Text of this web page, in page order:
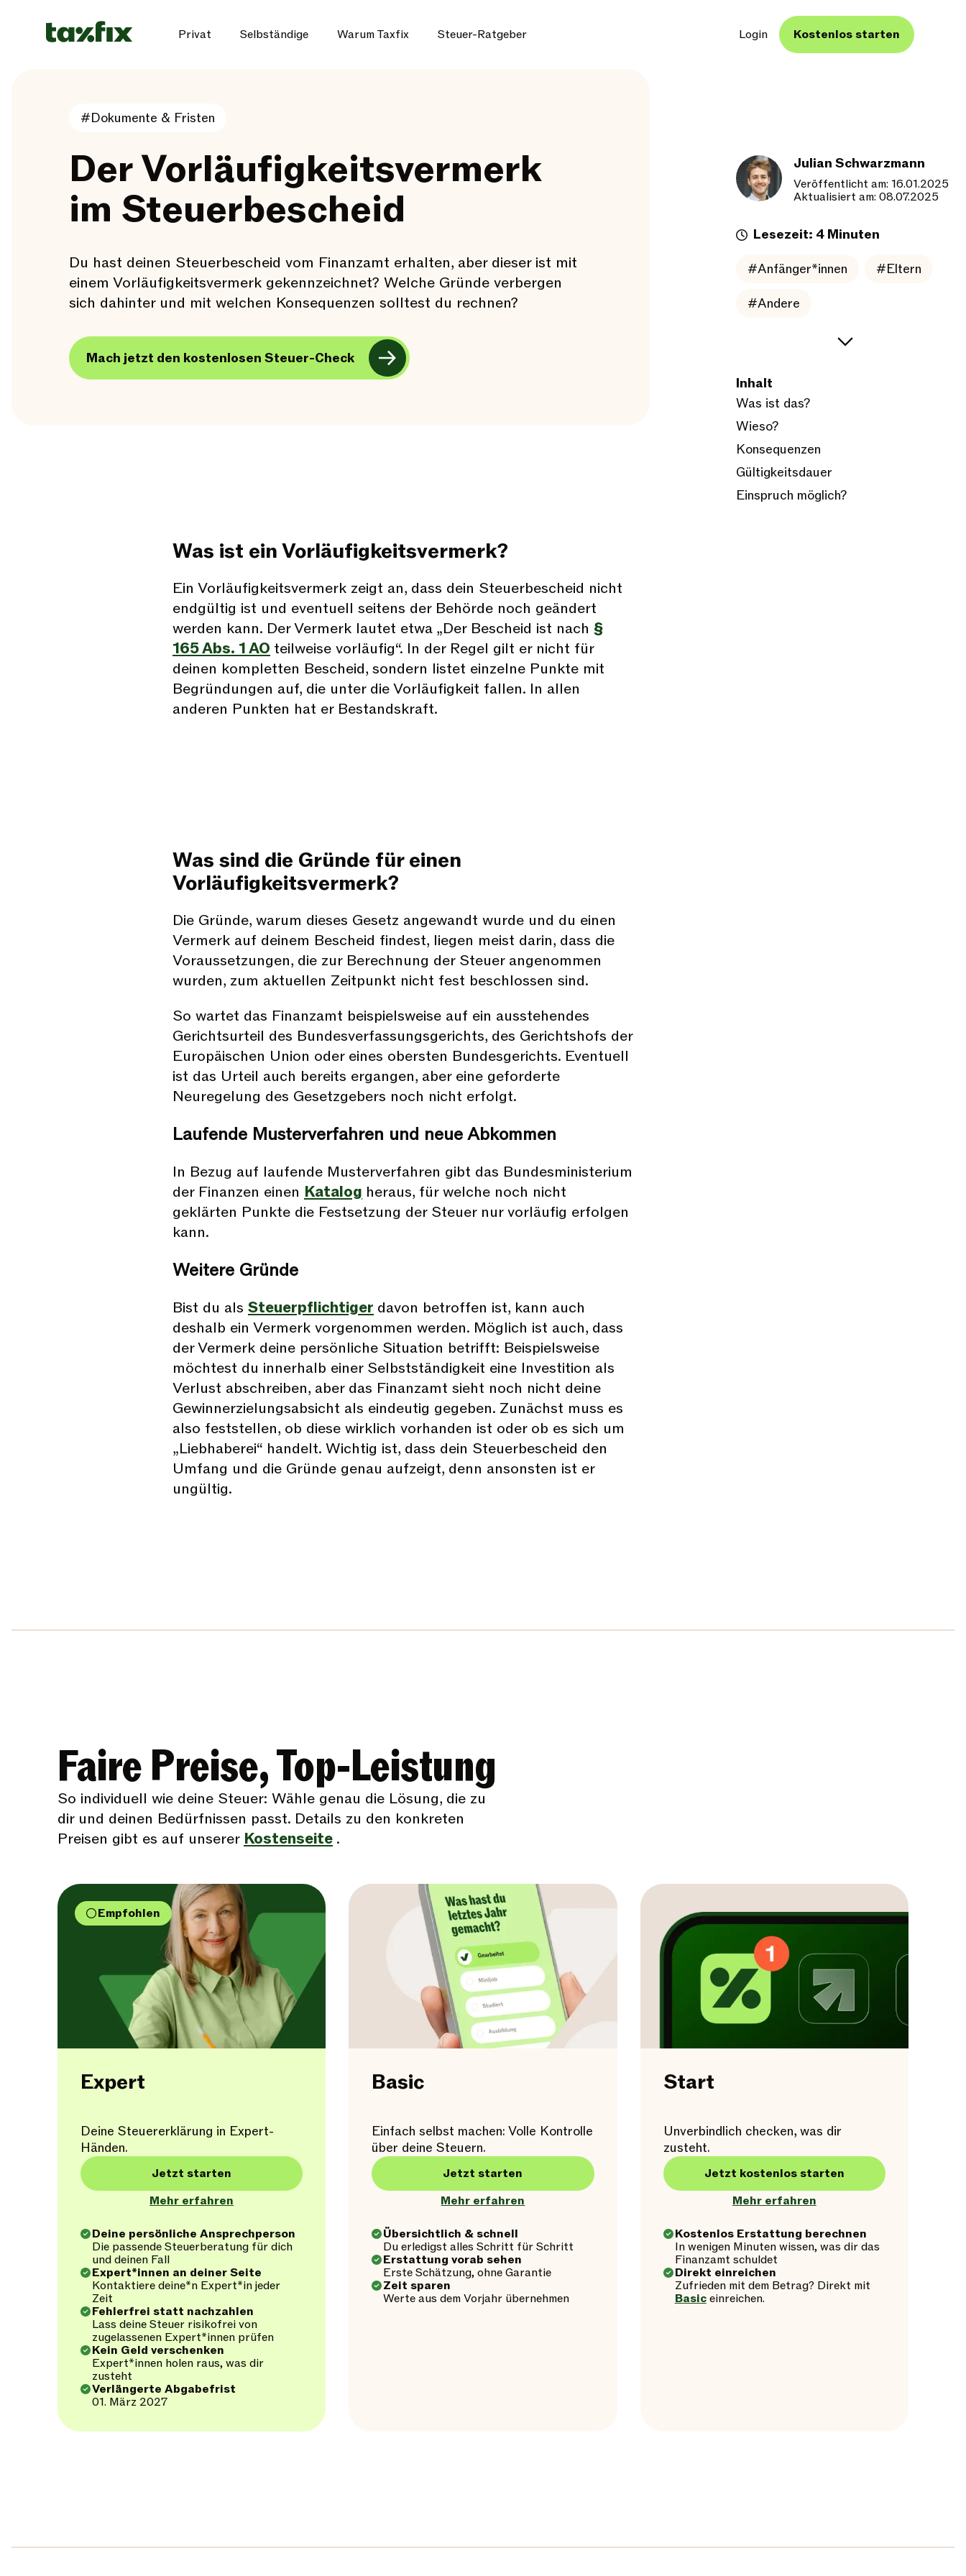
Privat Selbständige Warum Taxfix Steuer-Ratgeber Login Kostenlos starten
Julian Schwarzmann
Veröffentlicht am: 16.01.2025
Aktualisiert am: 08.07.2025
Lesezeit: 4 Minuten
#Anfänger*innen #Eltern
#Andere
Inhalt
Was ist das?
Wieso?
Konsequenzen
Gültigkeitsdauer
Einspruch möglich?
#Dokumente & Fristen
Der Vorläufigkeitsvermerk
im Steuerbescheid
Du hast deinen Steuerbescheid vom Finanzamt erhalten, aber dieser ist mit
einem Vorläufigkeitsvermerk gekennzeichnet? Welche Gründe verbergen
sich dahinter und mit welchen Konsequenzen solltest du rechnen?
Mach jetzt den kostenlosen Steuer-Check
Was ist ein Vorläufigkeitsvermerk?
Ein Vorläufigkeitsvermerk zeigt an, dass dein Steuerbescheid nicht
endgültig ist und eventuell seitens der Behörde noch geändert
werden kann. Der Vermerk lautet etwa „Der Bescheid ist nach §
165 Abs. 1 AO teilweise vorläufig“. In der Regel gilt er nicht für
deinen kompletten Bescheid, sondern listet einzelne Punkte mit
Begründungen auf, die unter die Vorläufigkeit fallen. In allen
anderen Punkten hat er Bestandskraft.
Was sind die Gründe für einen
Vorläufigkeitsvermerk?
Die Gründe, warum dieses Gesetz angewandt wurde und du einen
Vermerk auf deinem Bescheid findest, liegen meist darin, dass die
Voraussetzungen, die zur Berechnung der Steuer angenommen
wurden, zum aktuellen Zeitpunkt nicht fest beschlossen sind.
So wartet das Finanzamt beispielsweise auf ein ausstehendes
Gerichtsurteil des Bundesverfassungsgerichts, des Gerichtshofs der
Europäischen Union oder eines obersten Bundesgerichts. Eventuell
ist das Urteil auch bereits ergangen, aber eine geforderte
Neuregelung des Gesetzgebers noch nicht erfolgt.
Laufende Musterverfahren und neue Abkommen
In Bezug auf laufende Musterverfahren gibt das Bundesministerium
der Finanzen einen Katalog heraus, für welche noch nicht
geklärten Punkte die Festsetzung der Steuer nur vorläufig erfolgen
kann.
Weitere Gründe
Bist du als Steuerpflichtiger davon betroffen ist, kann auch
deshalb ein Vermerk vorgenommen werden. Möglich ist auch, dass
der Vermerk deine persönliche Situation betrifft: Beispielsweise
möchtest du innerhalb einer Selbstständigkeit eine Investition als
Verlust abschreiben, aber das Finanzamt sieht noch nicht deine
Gewinnerzielungsabsicht als eindeutig gegeben. Zunächst muss es
also feststellen, ob diese wirklich vorhanden ist oder ob es sich um
„Liebhaberei“ handelt. Wichtig ist, dass dein Steuerbescheid den
Umfang und die Gründe genau aufzeigt, denn ansonsten ist er
ungültig.
Faire Preise, Top-Leistung
So individuell wie deine Steuer: Wähle genau die Lösung, die zu
dir und deinen Bedürfnissen passt. Details zu den konkreten
Preisen gibt es auf unserer Kostenseite .
Empfohlen
Expert
Deine Steuererklärung in Expert-
Händen.
Jetzt starten
Mehr erfahren
Deine persönliche Ansprechperson
Die passende Steuerberatung für dich
und deinen Fall
Expert*innen an deiner Seite
Kontaktiere deine*n Expert*in jeder
Zeit
Fehlerfrei statt nachzahlen
Lass deine Steuer risikofrei von
zugelassenen Expert*innen prüfen
Kein Geld verschenken
Expert*innen holen raus, was dir
zusteht
Verlängerte Abgabefrist
01. März 2027
Basic
Einfach selbst machen: Volle Kontrolle
über deine Steuern.
Jetzt starten
Mehr erfahren
Übersichtlich & schnell
Du erledigst alles Schritt für Schritt
Erstattung vorab sehen
Erste Schätzung, ohne Garantie
Zeit sparen
Werte aus dem Vorjahr übernehmen
Start
Unverbindlich checken, was dir
zusteht.
Jetzt kostenlos starten
Mehr erfahren
Kostenlos Erstattung berechnen
In wenigen Minuten wissen, was dir das
Finanzamt schuldet
Direkt einreichen
Zufrieden mit dem Betrag? Direkt mit
Basiceinreichen.